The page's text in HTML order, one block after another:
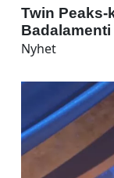
Twin
Nyhet